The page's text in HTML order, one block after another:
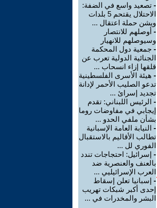
- تصعيد واسع في الضفة:
الاحتلال يقتحم 5 بلدات
ويشن حملة اعتقال ...
- أوصلهم للانتصار
وسيوصلهم للانهيار
- جمعية دول المحكمة
الجنائية الدولية تعرب عن
قلقها إزاء انسحاب ...
- هيئة الأسرى الفلسطينية
تدعو الصليب الأحمر لإدانة
تجديد إسرائ ...
- الرئيس اللبناني: تقدم
إيجابي في مفاوضات روما
بشأن ملفي الحدو ...
- النيابة العامة الإسبانية
تطالب الأقاليم بالاستقبال
الفوري لل ...
- إسرائيل: احتجاجات تندد
بالعنف والعنصرية ضد
العرب الإسرائيليي ...
- إسبانيا تعلن إسقاط
إحدى أكبر شبكات تهريب
البشر والمخدرات في ...